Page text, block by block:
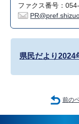
ファクス番号：
県民だより2024
前の